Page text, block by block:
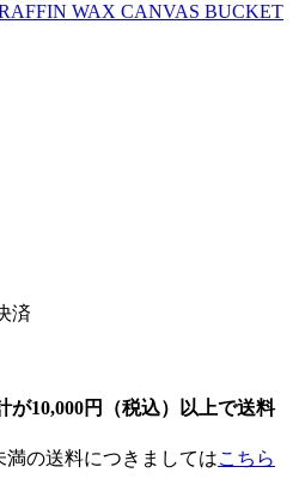
WAX CANVAS BUCKET
済
が10,000円（税込）以上で送料
の送料につきましてはこちら